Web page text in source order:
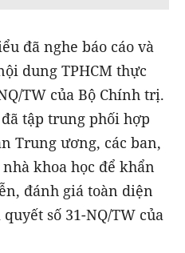
đã nghe báo cáo và
dung TPHCM thực
TW của Bộ Chính trị.
tập trung phối hợp
Trung ương, các ban,
khoa học để khẩn
đánh giá toàn diện
số 31-NQ/TW của